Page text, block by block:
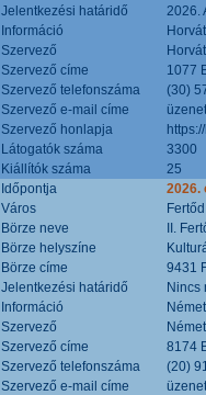
Jelentkezési határidő
2026.
Információ
Szervező
Szervező címe
1077
Szervező telefonszáma
(30)
Szervező e-mail címe
Szervező honlapja
Látogatók száma
3300
Kiállítók száma
25
Időpontja
2026.
Város
Fertőd
Börze neve
II.
Börze helyszíne
Börze címe
9431
Jelentkezési határidő
Nincs
Információ
Szervező
Szervező címe
8174
Szervező telefonszáma
(20)
Szervező e-mail címe